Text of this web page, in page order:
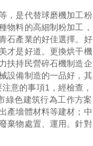
，是代替球磨機加工粉
物料的高細制粉加工，
石產業的好佳選擇。好
才是好道。更換烘干機
扶持民營碎石機制造企
設備制造的一品好，其
意的事項1，經檢查，
綠色建筑行為工作方案
產墻體材料等建材；中
棄物處置、運用。針對